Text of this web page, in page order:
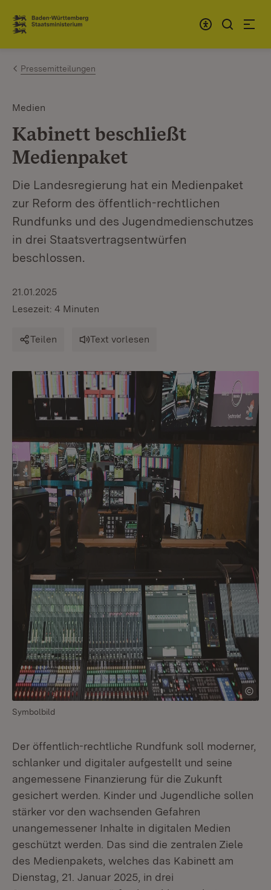
Zum Inhalt springen
Link zur Startseite
Pressemitteilungen
Medien
Kabinett beschließt
Medienpaket
Die Landesregierung hat ein Medienpaket
zur Reform des öffentlich-rechtlichen
Rundfunks und des Jugendmedienschutzes
in drei Staatsvertragsentwürfen
beschlossen.
21.01.2025
Lesezeit: 4 Minuten
Teilen Text vorlesen
Symbolbild
Der öffentlich-rechtliche Rundfunk soll moderner,
schlanker und digitaler aufgestellt und seine
angemessene Finanzierung für die Zukunft
gesichert werden. Kinder und Jugendliche sollen
stärker vor den wachsenden Gefahren
unangemessener Inhalte in digitalen Medien
geschützt werden. Das sind die zentralen Ziele
des Medienpakets, welches das Kabinett am
Dienstag, 21. Januar 2025, in drei